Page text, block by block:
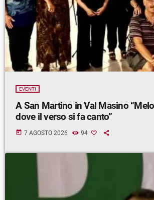
EVENTI
A San Martino in Val Masino
dove il verso si fa canto”
today 7 AGOSTO 2026 94